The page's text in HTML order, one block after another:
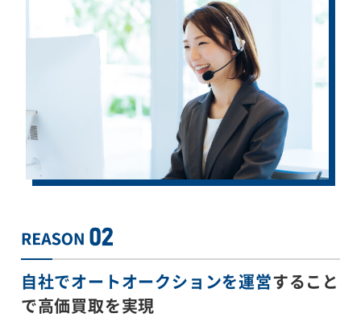
自社でオートオークションを運営すること
で高価買取を実現